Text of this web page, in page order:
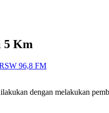
5 Km
96,8 FM
dengan melakukan